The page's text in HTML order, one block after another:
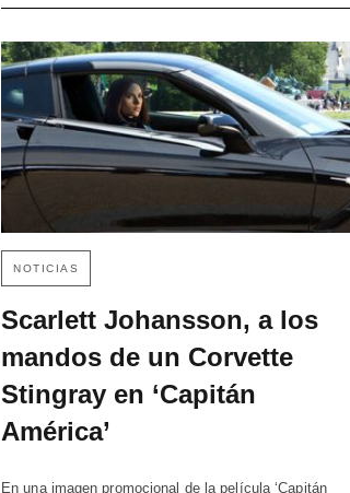
NOTICIAS
Scarlett Johansson, a los
mandos de un Corvette
Stingray en ‘Capitán
América’
En una imagen promocional de la película ‘Capitán